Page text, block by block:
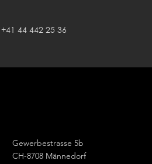
+41 44 442 25 36
Gewerbestrasse 5b
CH-8708 Männedorf